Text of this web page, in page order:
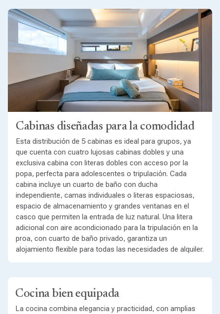
Cabinas diseñadas para la comodidad
Esta distribución de 5 cabinas es ideal para grupos, ya
que cuenta con cuatro lujosas cabinas dobles y una
exclusiva cabina con literas dobles con acceso por la
popa, perfecta para adolescentes o tripulación. Cada
cabina incluye un cuarto de baño con ducha
independiente, camas individuales o literas espaciosas,
espacio de almacenamiento y grandes ventanas en el
casco que permiten la entrada de luz natural. Una litera
adicional con aire acondicionado para la tripulación en la
proa, con cuarto de baño privado, garantiza un
alojamiento flexible para todas las necesidades de alquiler.
Cocina bien equipada
La cocina combina elegancia y practicidad, con amplias